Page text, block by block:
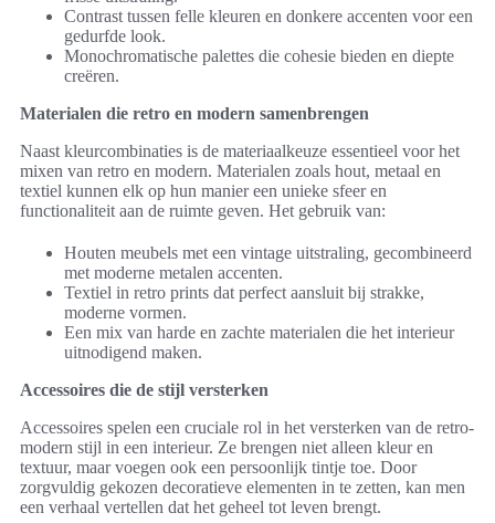
Contrast tussen felle kleuren en donkere accenten voor een
gedurfde look.
Monochromatische palettes die cohesie bieden en diepte
creëren.
Materialen die retro en modern samenbrengen
Naast kleurcombinaties is de materiaalkeuze essentieel voor het
mixen van retro en modern. Materialen zoals hout, metaal en
textiel kunnen elk op hun manier een unieke sfeer en
functionaliteit aan de ruimte geven. Het gebruik van:
Houten meubels met een vintage uitstraling, gecombineerd
met moderne metalen accenten.
Textiel in retro prints dat perfect aansluit bij strakke,
moderne vormen.
Een mix van harde en zachte materialen die het interieur
uitnodigend maken.
Accessoires die de stijl versterken
Accessoires spelen een cruciale rol in het versterken van de retro-
modern stijl in een interieur. Ze brengen niet alleen kleur en
textuur, maar voegen ook een persoonlijk tintje toe. Door
zorgvuldig gekozen decoratieve elementen in te zetten, kan men
een verhaal vertellen dat het geheel tot leven brengt.